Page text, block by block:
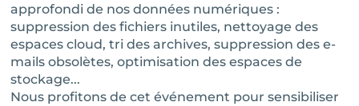
approfondi de nos données numériques :
suppression des fichiers inutiles, nettoyage des
espaces cloud, tri des archives, suppression des e-
mails obsolètes, optimisation des espaces de
stockage...
Nous profitons de cet événement pour sensibiliser